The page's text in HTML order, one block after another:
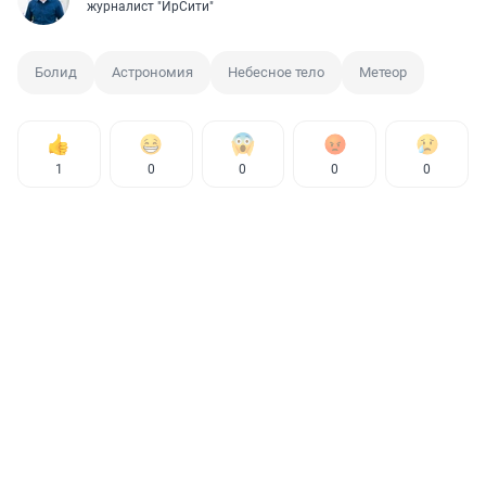
журналист "ИрСити"
Болид Астрономия Небесное тело Метеор
1 0 0 0 0